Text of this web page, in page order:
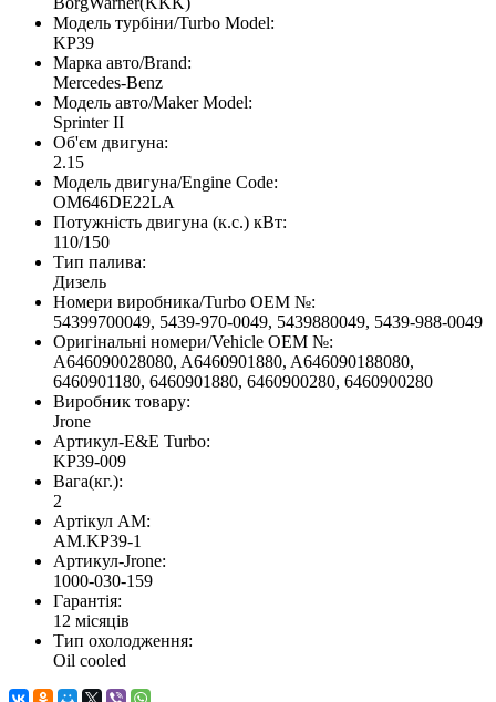
Модель турбіни/Turbo Model:
KP39
Марка авто/Brand:
Mercedes-Benz
Модель авто/Maker Model:
Sprinter II
Об'єм двигуна:
2.15
Модель двигуна/Engine Code:
OM646DE22LA
Потужність двигуна (к.с.) кВт:
110/150
Тип палива:
Дизель
Номери виробника/Turbo OEM №:
54399700049, 5439-970-0049, 5439880049, 5439-988-0049
Оригінальні номери/Vehicle OEM №:
A646090028080, A6460901880, A646090188080,
6460901180, 6460901880, 6460900280, 6460900280
Виробник товару:
Jrone
Артикул-E&E Turbo:
KP39-009
Вага(кг.):
2
Артікул AM:
AM.KP39-1
Артикул-Jrone:
1000-030-159
Гарантія:
12 місяців
Тип охолодження:
Oil cooled